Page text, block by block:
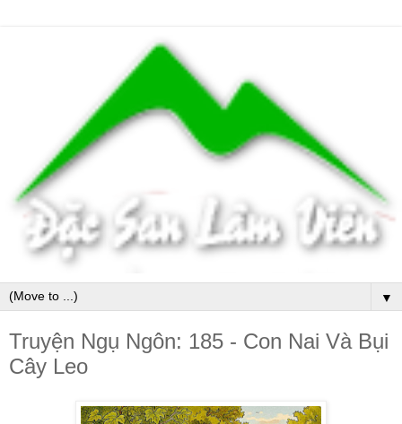
▼
Truyện Ngụ Ngôn: 185 - Con Nai Và Bụi
Cây Leo